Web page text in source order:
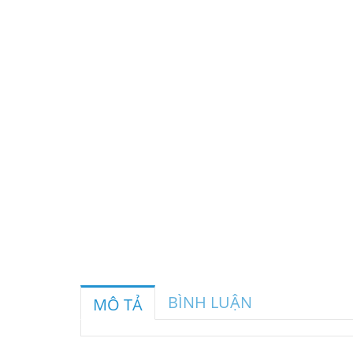
MÔ TẢ BÌNH LUẬN